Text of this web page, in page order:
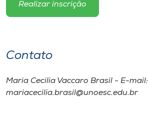
Realizar inscrição
Contato
Maria Cecilia Vaccaro Brasil - E-mail:
mariacecilia.brasil@unoesc.edu.br